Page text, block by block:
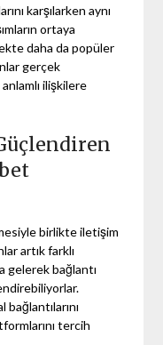
karşılarken aynı
ortaya
daha da popüler
gerçek
ilişkilere
birlikte iletişim
artık farklı
gelerek bağlantı
tercih